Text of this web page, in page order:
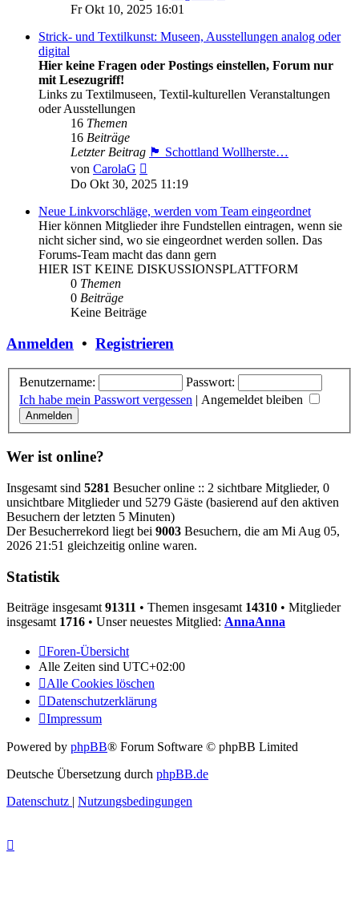
Fr Okt 10, 2025 16:01
Strick- und Textilkunst: Museen, Ausstellungen analog oder
digital
Hier keine Fragen oder Postings einstellen, Forum nur
mit Lesezugriff!
Links zu Textilmuseen, Textil-kulturellen Veranstaltungen
oder Ausstellungen
16 Themen
16 Beiträge
Letzter Beitrag 🏴󠁧󠁢󠁳󠁣󠁴󠁿 Schottland Wollherste…
von CarolaG
Beitrag
Do Okt 30, 2025 11:19
Neue Linkvorschläge, werden vom Team eingeordnet
Hier können Mitglieder ihre Fundstellen eintragen, wenn sie
nicht sicher sind, wo sie eingeordnet werden sollen. Das
Forums-Team macht das dann gern
HIER IST KEINE DISKUSSIONSPLATTFORM
0 Themen
0 Beiträge
Keine Beiträge
Anmelden • Registrieren
Benutzername:
Passwort:
Ich habe mein Passwort vergessen | Angemeldet bleiben
Wer ist online?
Insgesamt sind 5281 Besucher online :: 2 sichtbare Mitglieder, 0
unsichtbare Mitglieder und 5279 Gäste (basierend auf den aktiven
Besuchern der letzten 5 Minuten)
Der Besucherrekord liegt bei 9003 Besuchern, die am Mi Aug 05,
2026 21:51 gleichzeitig online waren.
Statistik
Beiträge insgesamt 91311 • Themen insgesamt 14310 • Mitglieder
insgesamt 1716 • Unser neuestes Mitglied: AnnaAnna
Foren-Übersicht
Alle Zeiten sind UTC+02:00
Alle Cookies löschen
Datenschutzerklärung
Impressum
Powered by phpBB® Forum Software © phpBB Limited
Deutsche Übersetzung durch phpBB.de
Datenschutz | Nutzungsbedingungen